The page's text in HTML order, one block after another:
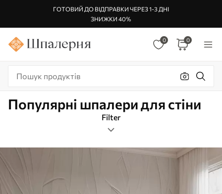
ГОТОВИЙ ДО ВІДПРАВКИ ЧЕРЕЗ 1-3 ДНІ
ЗНИЖКИ 40%
0 0
Популярні шпалери для стіни
Filter
Абстакція
Орієнтація зображення
Фільр по кольору